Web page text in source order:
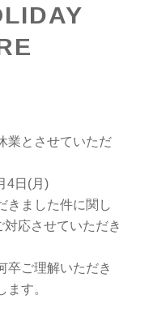
業とさせていただ
4日(月)
きました件に関し
応させていただき
卒ご理解いただき
す。